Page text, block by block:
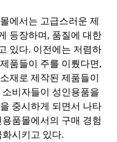
에서는 고급스러운 제
등장하며, 품질에 대한
있다. 이전에는 저렴하
품들이 주를 이뤘다면,
재로 제작된 제품들이
비자들이 성인용품을
중시하게 되면서 나타
품몰에서의 구매 경험
시키고 있다.